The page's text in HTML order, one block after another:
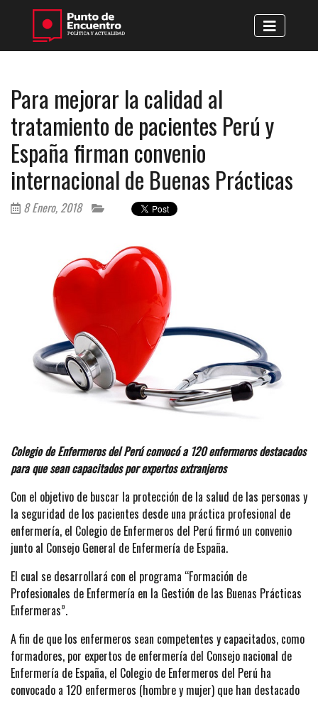
Para mejorar la calidad al
tratamiento de pacientes Perú y
España firman convenio
internacional de Buenas Prácticas
8 Enero, 2018
Colegio de Enfermeros del Perú convocó a 120 enfermeros destacados
para que sean capacitados por expertos extranjeros
Con el objetivo de buscar la protección de la salud de las personas y
la seguridad de los pacientes desde una práctica profesional de
enfermería, el Colegio de Enfermeros del Perú firmó un convenio
junto al Consejo General de Enfermería de España.
El cual se desarrollará con el programa “Formación de
Profesionales de Enfermería en la Gestión de las Buenas Prácticas
Enfermeras”.
A fin de que los enfermeros sean competentes y capacitados, como
formadores, por expertos de enfermería del Consejo nacional de
Enfermería de España, el Colegio de Enfermeros del Perú ha
convocado a 120 enfermeros (hombre y mujer) que han destacado